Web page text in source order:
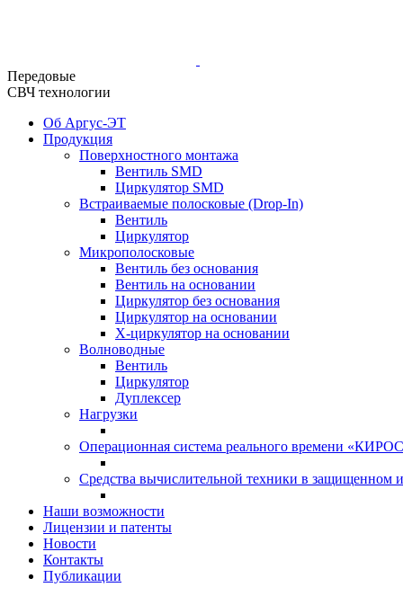
Передовые
СВЧ технологии
Об Аргус-ЭТ
Продукция
Поверхностного монтажа
Вентиль SMD
Циркулятор SMD
Встраиваемые полосковые (Drop-In)
Вентиль
Циркулятор
Микрополосковые
Вентиль без основания
Вентиль на основании
Циркулятор без основания
Циркулятор на основании
Х-циркулятор на основании
Волноводные
Вентиль
Циркулятор
Дуплексер
Нагрузки
Операционная система реального времени
Средства вычислительной техники в защищенном
Наши возможности
Лицензии и патенты
Новости
Контакты
Публикации